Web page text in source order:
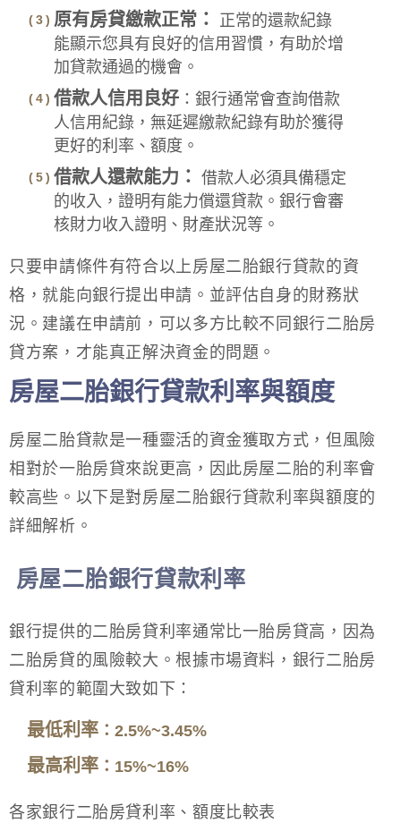
原有房貸繳款正常：
正常的還款紀錄
能顯示您具有良好的信用習慣，有助於增
加貸款通過的機會。
借款人信用良好 ：銀行通常會查詢借款
人信用紀錄，無延遲繳款紀錄有助於獲得
更好的利率、額度。
借款人還款能力： 借款人必須具備穩定
的收入，證明有能力償還貸款。銀行會審
核財力收入證明、財產狀況等。
只要申請條件有符合以上房屋二胎銀行貸款的資
格，就能向銀行提出申請。並評估自身的財務狀
況。建議在申請前，可以多方比較不同銀行二胎房
貸方案，才能真正解決資金的問題。
房屋二胎銀行貸款利率與額度
房屋二胎貸款是一種靈活的資金獲取方式，但風險
相對於一胎房貸來說更高，因此房屋二胎的利率會
較高些。以下是對房屋二胎銀行貸款利率與額度的
詳細解析。
房屋二胎銀行貸款利率
銀行提供的二胎房貸利率通常比一胎房貸高，因為
二胎房貸的風險較大。根據市場資料，銀行二胎房
貸利率的範圍大致如下：
最低利率 ：2.5%~3.45%
最高利率 ：15%~16%
各家銀行二胎房貸利率、額度比較表